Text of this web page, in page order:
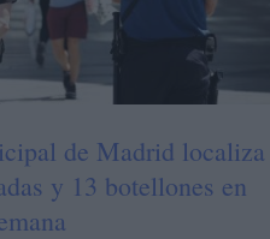
de Madrid localiza
y 13 botellones en